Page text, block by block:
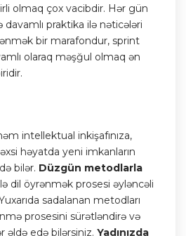
olmaq çox vacibdir. Hər gün
praktika ilə nəticələri
bir marafondur, sprint
olaraq məşğul olmaq ən
intellektual inkişafınıza,
həyatda yeni imkanların
bilər. Düzgün metodlarla
dil öyrənmək prosesi əyləncəli
sadalanan metodları
prosesini sürətləndirə və
əldə edə bilərsiniz. Yadınızda